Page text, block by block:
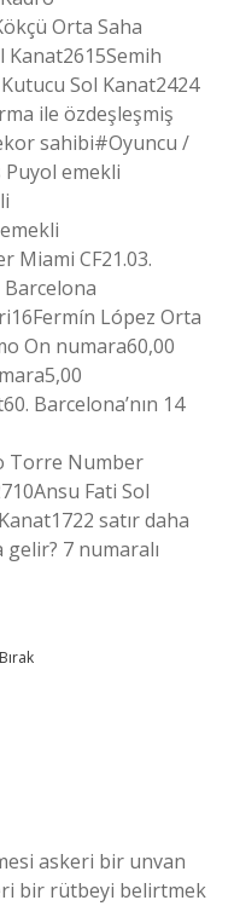
Orta Saha
Sol Kanat2424
ile özdeşleşmiş
sahibi#Oyuncu /
emekli
Miami CF21.03.
Barcelona
López Orta
On numara60,00
Barcelona’nın 14
Torre Number
Fati Sol
satır daha
7 numaralı
askeri bir unvan
bir rütbeyi belirtmek